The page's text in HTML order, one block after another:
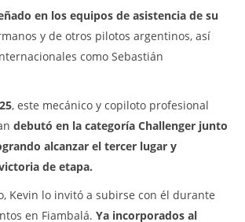
en los equipos de asistencia de su
y de otros pilotos argentinos, así
como Sebastián
, este mecánico y copiloto profesional
debutó en la categoría Challenger junto
alcanzar el tercer lugar y
de etapa.
Kevin lo invitó a subirse con él durante
en Fiambalá. Ya incorporados al